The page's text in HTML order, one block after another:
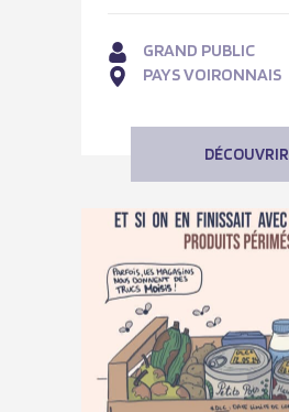
GRAND PUBLIC
PAYS VOIRONNAIS
DÉCOUVRIR